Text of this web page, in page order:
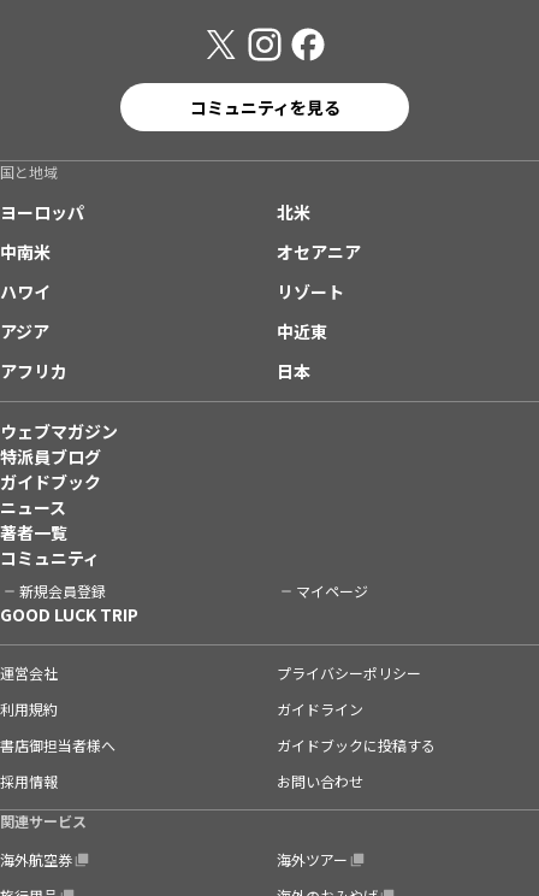
コミュニティを見る
国と地域
ヨーロッパ
北米
中南米
オセアニア
ハワイ
リゾート
アジア
中近東
アフリカ
日本
ウェブマガジン
特派員ブログ
ガイドブック
ニュース
著者一覧
コミュニティ
新規会員登録 マイページ
GOOD LUCK TRIP
運営会社
プライバシーポリシー
利用規約
ガイドライン
書店御担当者様へ
ガイドブックに投稿する
採用情報
お問い合わせ
関連サービス
海外航空券
海外ツアー